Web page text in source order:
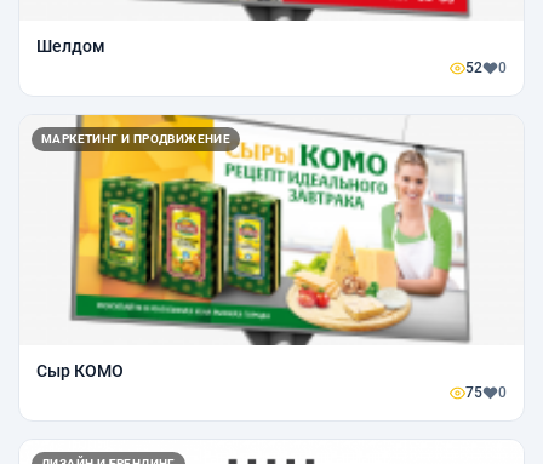
Шелдом
52 0
МАРКЕТИНГ И ПРОДВИЖЕНИЕ
Сыр КОМО
75 0